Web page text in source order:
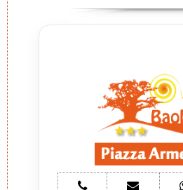
telefono e-